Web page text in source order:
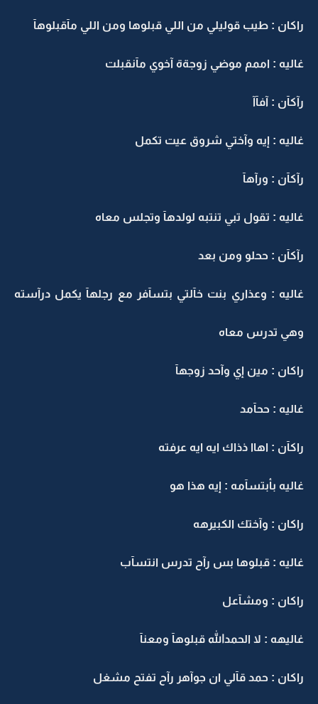
راكان : طيب قوليلي من اللي قبلوها ومن اللي مآقبلوهآ
غاليه : اممم موضي زوجةة آخوي مآنقبلت
رآكآن : آفآآ
غاليه : إيه وآختي شروق عيت تكمل
رآكآن : ورآهآ
غاليه : تقول تبي تنتبه لولدهآ وتجلس معاه
رآكآن : ححلو ومن بعد
غاليه : وعذاري بنت خآلتي بتسآفر مع رجلهآ يكمل درآسته
وهي تدرس معاه
راكان : مين إي وآحد زوجهآ
غاليه : ححآمد
راكآن : اهاا ذذاك ايه ايه عرفته
غاليه بأبتسآمه : إيه هذا هو
راكان : وآختك الكبيرهه
غاليه : قبلوها بس رآح تدرس انتسآب
راكان : ومشآعل
غاليهه : لا الحمدالله قبلوهآ ومعنآ
راكان : حمد قآلي ان جوآهر رآح تفتح مشغل